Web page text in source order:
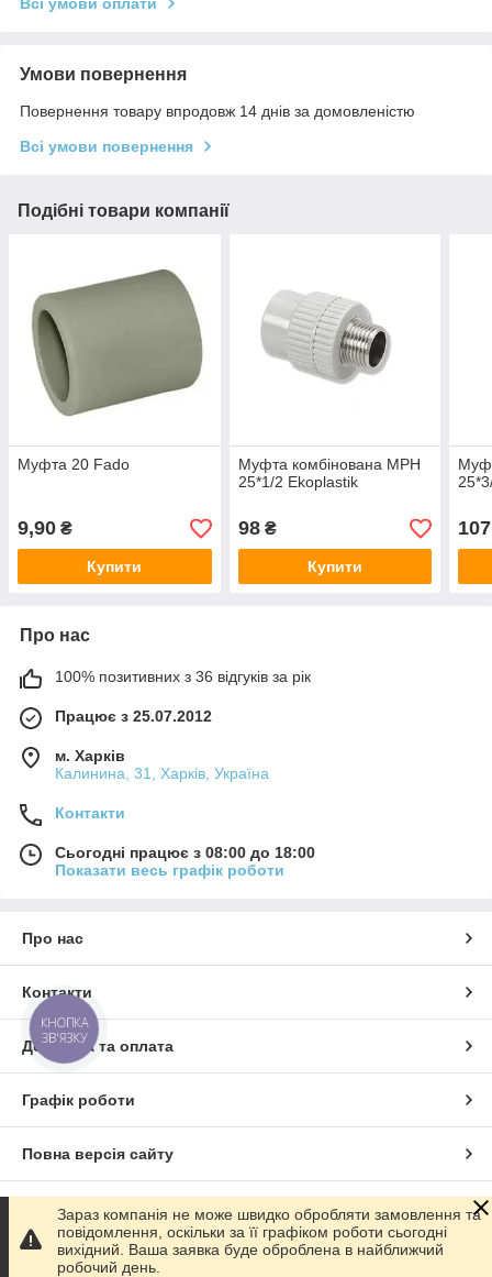
Умови повернення
Повернення товару впродовж 14 днів за домовленістю
Всі умови повернення
Подібні товари компанії
Муфта 20 Fado
9,90 ₴
Купити
Муфта комбінована МРН
25*1/2 Ekoplastik
98₴
Купити
107
Про нас
100% позитивних з 36 відгуків за рік
Працює з 25.07.2012
м. Харків
Калинина, 31, Харків, Україна
Контакти
Сьогодні працює з 08:00 до 18:00
Показати весь графік роботи
Про нас
Контакти
Доставка та оплата
Графік роботи
Повна версія сайту
Сайт створено на маркетплейсіProm.ua
Політика конфіденційності
Зараз компанія не може швидко обробляти замовлення та
повідомлення, оскільки за її графіком роботи сьогодні
вихідний. Ваша заявка буде оброблена в найближчий
робочий день.
КНОПКА
ЗВ'ЯЗКУ